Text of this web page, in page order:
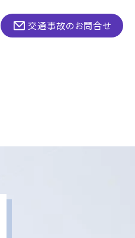
交通事故のお問合せ